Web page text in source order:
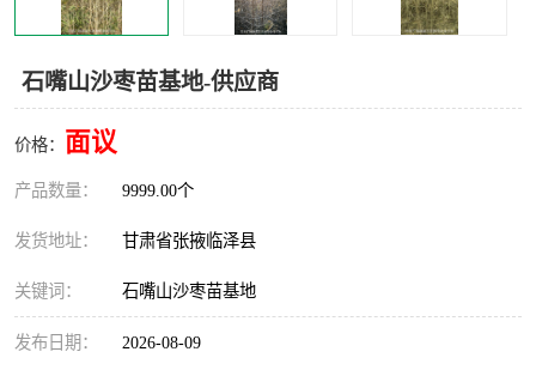
石嘴山沙枣苗基地-供应商
价格： 面议
产品数量： 9999.00个
发货地址： 甘肃省张掖临泽县
关键词： 石嘴山沙枣苗基地
发布日期： 2026-08-09